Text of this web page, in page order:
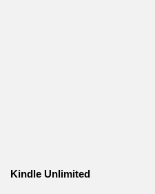
Kindle Unlimited